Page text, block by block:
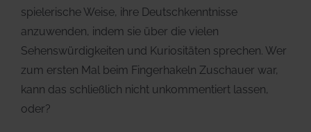
spielerische Weise, ihre Deutschkenntnisse
anzuwenden, indem sie über die vielen
Sehenswürdigkeiten und Kuriositäten sprechen. Wer
zum ersten Mal beim Fingerhakeln Zuschauer war,
kann das schließlich nicht unkommentiert lassen,
oder?